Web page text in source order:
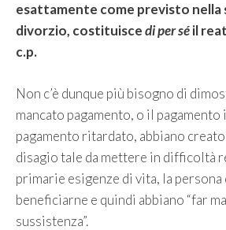
esattamente come previsto nella
divorzio, costituiscedi per séil
c.p.
Non c’è dunque più bisogno di
mancato pagamento, o il
pagamento ritardato, abbiano
disagio tale da mettere in difficoltà
primarie esigenze di vita, la persona
beneficiarne e quindi abbiano “far
sussistenza”.